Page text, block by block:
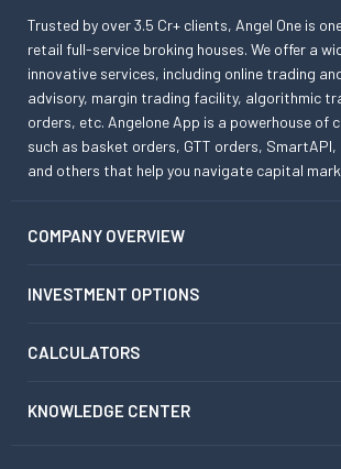
Trusted by over 3.5 Cr+ clients, Angel One is
retail full-service broking houses. We offer a
innovative services, including online trading
advisory, margin trading facility, algorithmic
orders, etc. Angelone App is a powerhouse of
such as basket orders, GTT orders,
and others that help you navigate capital
COMPANY OVERVIEW
INVESTMENT OPTIONS
CALCULATORS
KNOWLEDGE CENTER